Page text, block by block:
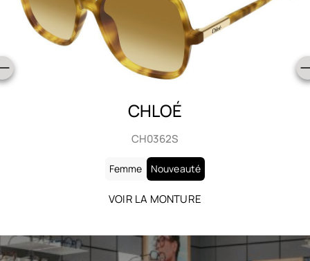
CHLOÉ
CH0363S
Femme Nouveauté
VOIR LA MONTURE